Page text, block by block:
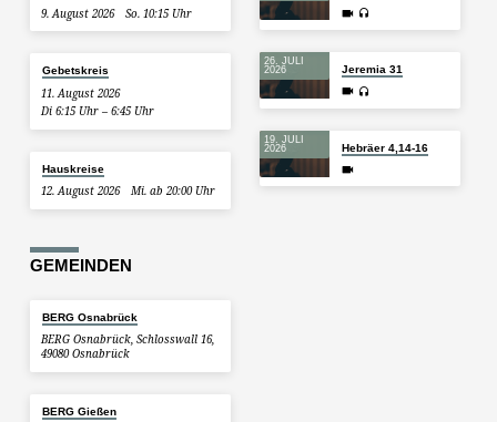
9. August 2026 So. 10:15 Uhr
Gebetskreis
11. August 2026
Di 6:15 Uhr – 6:45 Uhr
Hauskreise
12. August 2026 Mi. ab 20:00 Uhr
26. JULI
2026
Jeremia 31
19. JULI
2026
Hebräer 4,14-16
GEMEINDEN
BERG Osnabrück
BERG Osnabrück, Schlosswall 16,
49080 Osnabrück
BERG Gießen